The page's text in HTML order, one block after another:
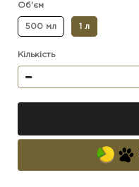
Об'єм
500 мл 1 л
Кількість